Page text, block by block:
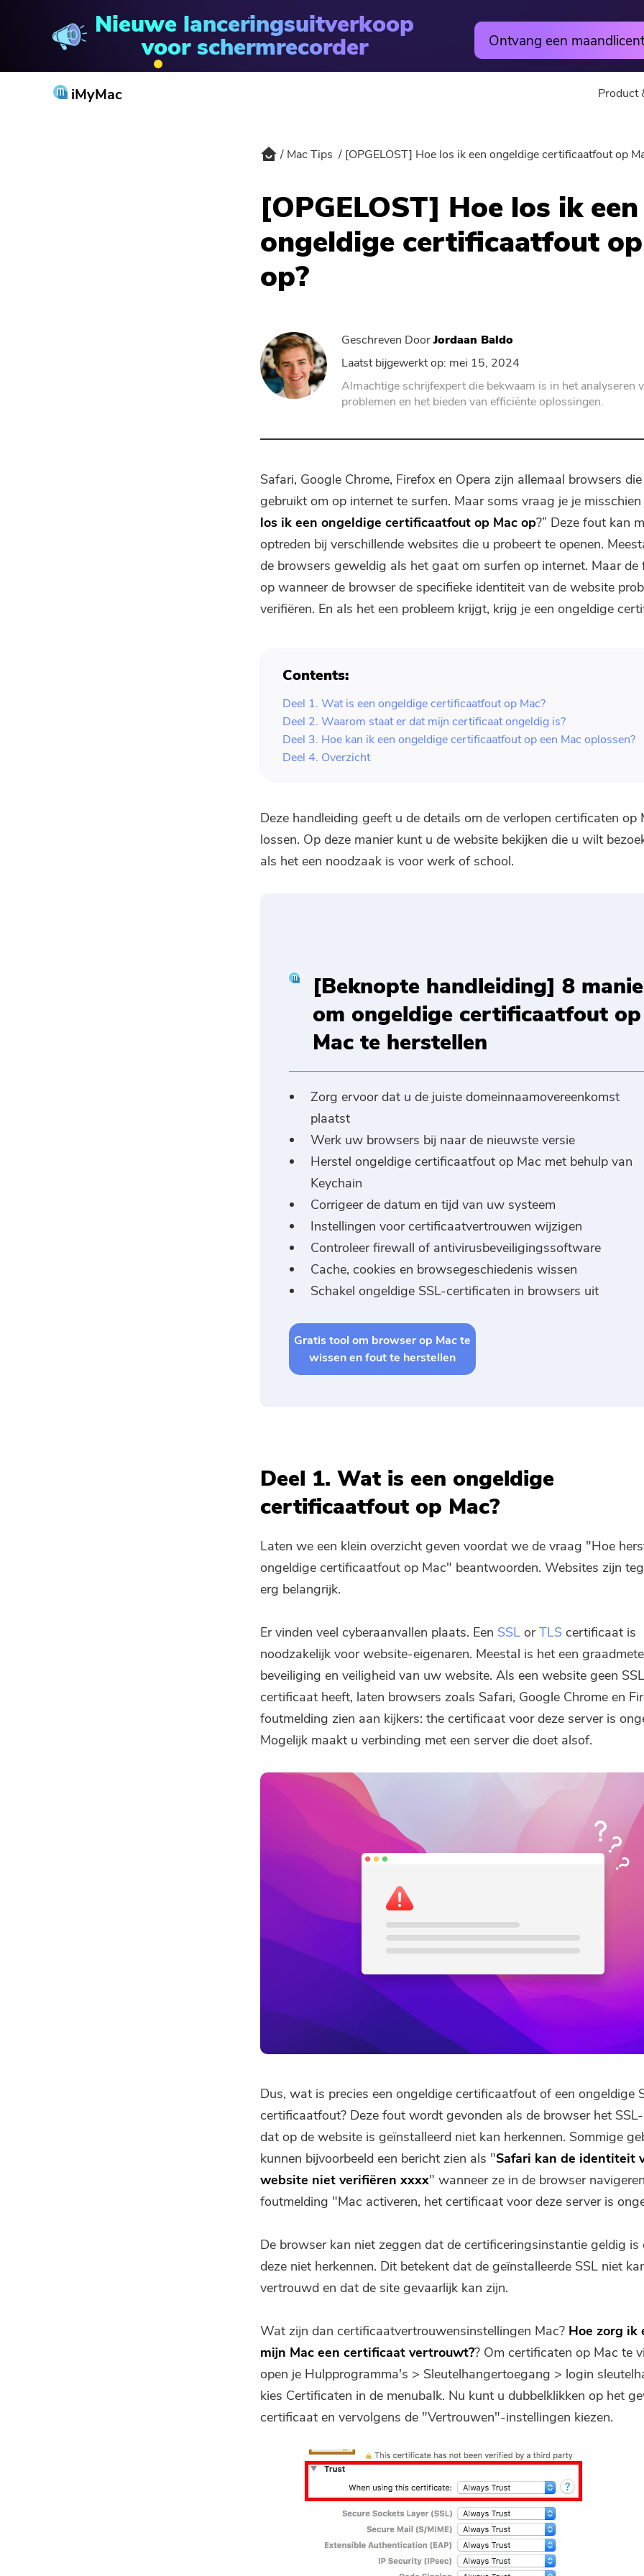
Nieuwe lanceringsuitverkoop
voor schermrecorder Ontvang een
iMyMac Product
Warm
PowerVerwijderen
Video Converter
PDF-compressor
Free
Gratis
PowerMyMac
Mac Tips [OPGELOST] Hoe los ik een ongeldige certificaatfout op
[OPGELOST] Hoe los ik een
ongeldige certificaatfout
op?
Geschreven DoorJordaan Baldo
Laatst bijgewerkt op: mei 15, 2024
Almachtige schrijfexpert die bekwaam is in het analyseren
problemen en het bieden van efficiënte oplossingen.
Safari, Google Chrome, Firefox en Opera zijn allemaal browsers
gebruikt om op internet te surfen. Maar soms vraag je je misschien
los ik een ongeldige certificaatfout op Mac op?” Deze fout kan
optreden bij verschillende websites die u probeert te openen.
de browsers geweldig als het gaat om surfen op internet. Maar de
op wanneer de browser de specifieke identiteit van de website
verifiëren. En als het een probleem krijgt, krijg je een ongeldige
Contents:
Deel 1. Wat is een ongeldige certificaatfout op Mac?
Deel 2. Waarom staat er dat mijn certificaat ongeldig is?
Deel 3. Hoe kan ik een ongeldige certificaatfout op een Mac oplossen?
Deel 4. Overzicht
Deze handleiding geeft u de details om de verlopen certificaten op
lossen. Op deze manier kunt u de website bekijken die u wilt
als het een noodzaak is voor werk of school.
[Beknopte handleiding] 8
om ongeldige certificaatfout op
Mac te herstellen
Zorg ervoor dat u de juiste domeinnaamovereenkomst
plaatst
Werk uw browsers bij naar de nieuwste versie
Herstel ongeldige certificaatfout op Mac met behulp van
Keychain
Corrigeer de datum en tijd van uw systeem
Instellingen voor certificaatvertrouwen wijzigen
Controleer firewall of antivirusbeveiligingssoftware
Cache, cookies en browsegeschiedenis wissen
Schakel ongeldige SSL-certificaten in browsers uit
Gratis tool om browser op Mac te
wissen en fout te herstellen
Deel 1. Wat is een ongeldige
certificaatfout op Mac?
Laten we een klein overzicht geven voordat we de vraag "Hoe
ongeldige certificaatfout op Mac" beantwoorden. Websites zijn
erg belangrijk.
Er vinden veel cyberaanvallen plaats. Een SSL orTLS certificaat is
noodzakelijk voor website-eigenaren. Meestal is het een
beveiliging en veiligheid van uw website. Als een website geen
certificaat heeft, laten browsers zoals Safari, Google Chrome en
foutmelding zien aan kijkers: the certificaat voor deze server is
Mogelijk maakt u verbinding met een server die doet alsof.
Dus, wat is precies een ongeldige certificaatfout of een ongeldige
certificaatfout? Deze fout wordt gevonden als de browser het
dat op de website is geïnstalleerd niet kan herkennen. Sommige
kunnen bijvoorbeeld een bericht zien als "Safari kan de identiteit
website niet verifiëren xxxx" wanneer ze in de browser
foutmelding "Mac activeren, het certificaat voor deze server is
De browser kan niet zeggen dat de certificeringsinstantie geldig is
deze niet herkennen. Dit betekent dat de geïnstalleerde SSL niet
vertrouwd en dat de site gevaarlijk kan zijn.
Wat zijn dan certificaatvertrouwensinstellingen Mac? Hoe zorg ik
mijn Mac een certificaat vertrouwt?? Om certificaten op Mac te
open je Hulpprogramma's > Sleutelhangertoegang > login
kies Certificaten in de menubalk. Nu kunt u dubbelklikken op het
certificaat en vervolgens de "Vertrouwen"-instellingen kiezen.
en nieuws over iMyMac-apps.
Vul een geldig e-mailadres.
Bedankt voor je abonnement!